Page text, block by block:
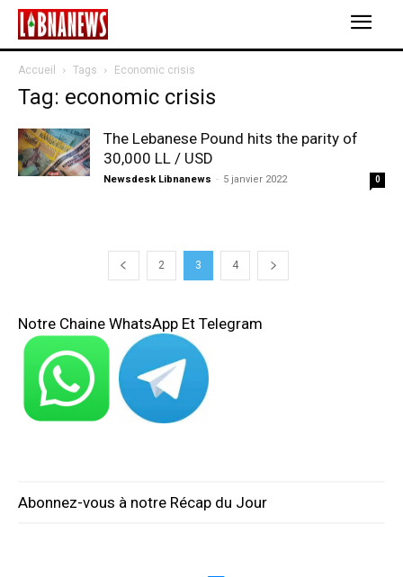
Accueil Tags Economic crisis
Tag: economic crisis
The Lebanese Pound hits the parity of
30,000 LL / USD
Newsdesk Libnanews - 5 janvier 2022 0
2 3 4
Notre Chaine WhatsApp Et Telegram
Abonnez-vous à notre Récap du Jour